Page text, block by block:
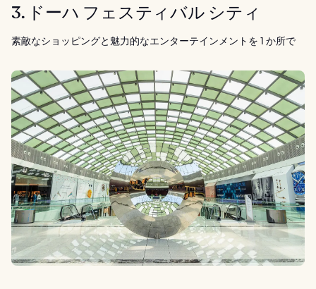
3. ドーハ フェスティバル シティ
素敵なショッピングと魅力的なエンターテインメントを 1 か所で